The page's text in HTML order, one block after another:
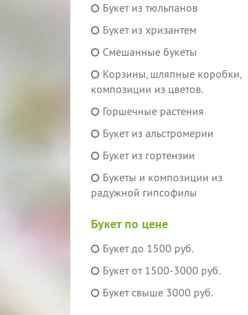
Букет из тюльпанов
Букет из хризантем
Смешанные букеты
Корзины, шляпные коробки,
композиции из цветов.
Горшечные растения
Букет из альстромерии
Букет из гортензии
Букеты и композиции из
радужной гипсофилы
Букет по цене
Букет до 1500 руб.
Букет от 1500-3000 руб.
Букет свыше 3000 руб.